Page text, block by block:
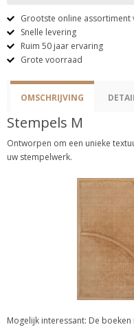
Grootste online assortiment
Snelle levering
Ruim 50 jaar ervaring
Grote voorraad
OMSCHRIJVING
Stempels M
Ontworpen om een ​​unieke
uw stempelwerk.
Mogelijk interessant: De